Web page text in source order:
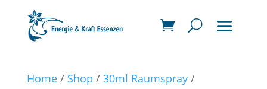
Home/ Shop / 30ml Raumspray/